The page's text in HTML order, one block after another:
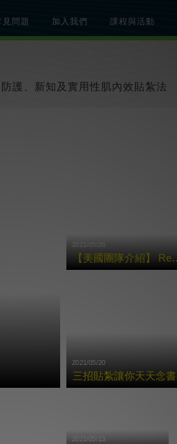
見問題 加入我們
課程與活動
護、新知及實用性肌內效貼紮法
2021/05/26
【美國團隊介紹】
2021/05/20
三招貼紮讓你天天念
2021/05/13